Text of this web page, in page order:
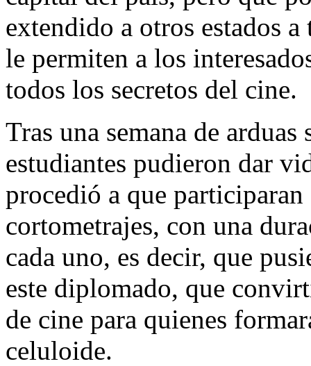
extendido a otros estados
le permiten a los
todos los secretos del cine.
Tras una semana de
estudiantes pudieron dar
procedió a que
cortometrajes, con una
cada uno, es decir, que
este diplomado, que
de cine para quienes
celuloide.